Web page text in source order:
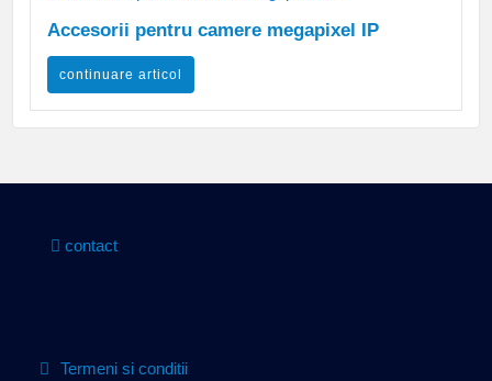
Accesorii pentru camere megapixel IP
continuare articol
contact
Termeni si conditii